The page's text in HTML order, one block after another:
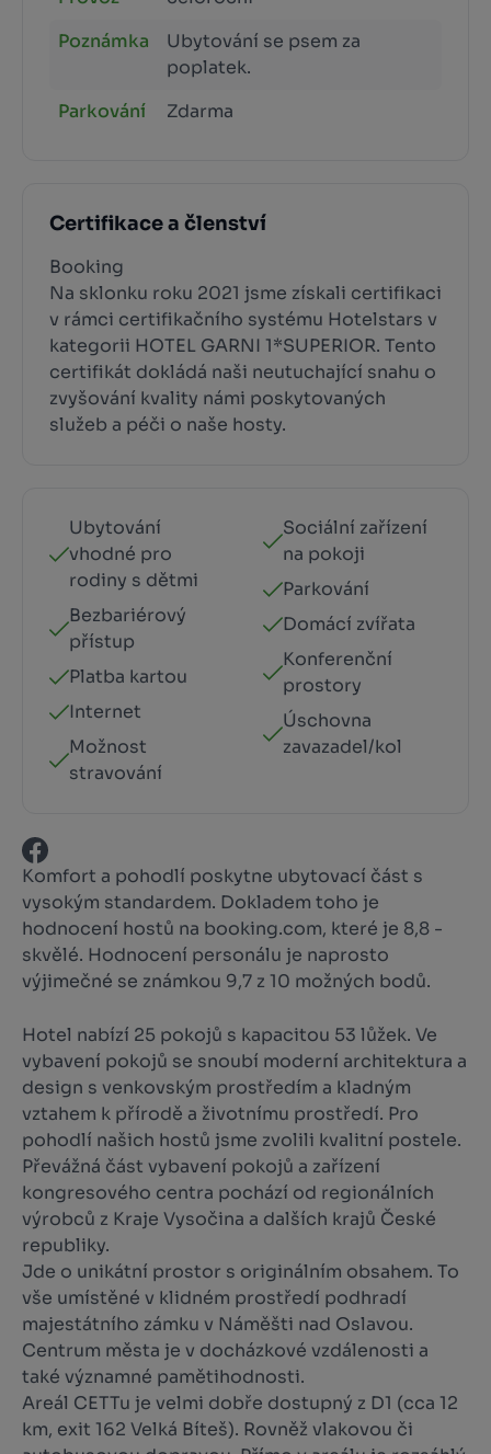
Poznámka
Ubytování se psem za
poplatek.
Parkování
Zdarma
Certifikace a členství
Booking
Na sklonku roku 2021 jsme získali certifikaci
v rámci certifikačního systému Hotelstars v
kategorii HOTEL GARNI 1*SUPERIOR. Tento
certifikát dokládá naši neutuchající snahu o
zvyšování kvality námi poskytovaných
služeb a péči o naše hosty.
Ubytování
vhodné pro
rodiny s dětmi
Bezbariérový
přístup
Platba kartou
Internet
Možnost
stravování
Sociální zařízení
na pokoji
Parkování
Domácí zvířata
Konferenční
prostory
Úschovna
zavazadel/kol
Komfort a pohodlí poskytne ubytovací část s
vysokým standardem. Dokladem toho je
hodnocení hostů na booking.com, které je 8,8 -
skvělé. Hodnocení personálu je naprosto
výjimečné se známkou 9,7 z 10 možných bodů.
Hotel nabízí 25 pokojů s kapacitou 53 lůžek. Ve
vybavení pokojů se snoubí moderní architektura a
design s venkovským prostředím a kladným
vztahem k přírodě a životnímu prostředí. Pro
pohodlí našich hostů jsme zvolili kvalitní postele.
Převážná část vybavení pokojů a zařízení
kongresového centra pochází od regionálních
výrobců z Kraje Vysočina a dalších krajů České
republiky.
Jde o unikátní prostor s originálním obsahem. To
vše umístěné v klidném prostředí podhradí
majestátního zámku v Náměšti nad Oslavou.
Centrum města je v docházkové vzdálenosti a
také významné pamětihodnosti.
Areál CETTu je velmi dobře dostupný z D1 (cca 12
km, exit 162 Velká Bíteš). Rovněž vlakovou či